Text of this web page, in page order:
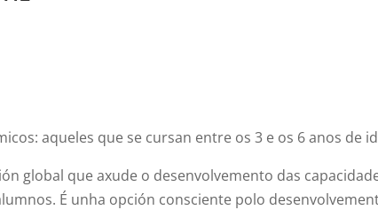
aqueles que se cursan entre os 3 e os 6 anos de
global que axude o desenvolvemento das
É unha opción consciente polo